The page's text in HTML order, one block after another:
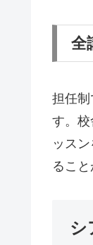
全
担任
す。
ッス
ること
シ